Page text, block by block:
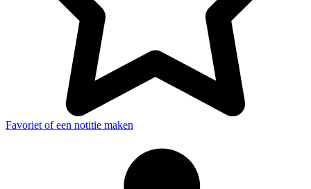
Favoriet of een notitie maken